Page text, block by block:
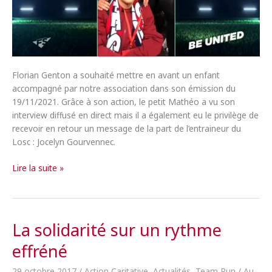
Florian Genton a souhaité mettre en avant un enfant
accompagné par notre association dans son émission du
19/11/2021. Grâce à son action, le petit Mathéo a vu son
interview diffusé en direct mais il a également eu le privilège de
recevoir en retour un message de la part de l’entraineur du
Losc : Jocelyn Gourvennec.
[Presse]
l’honneur
dans
Football
Lire la suite »
La solidarité sur un rythme
effréné